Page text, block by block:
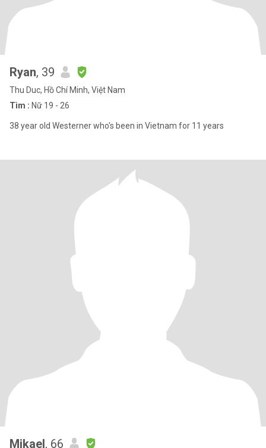
Ryan, 39
Thu Duc, Hồ Chí Minh, Việt Nam
Tìm : Nữ 19 - 26
38 year old Westerner who's been in Vietnam for 11 years
Mikael, 66